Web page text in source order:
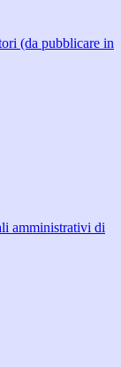
(da pubblicare in
amministrativi di